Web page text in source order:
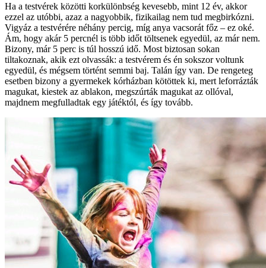
Ha a testvérek közötti korkülönbség kevesebb, mint 12 év, akkor
ezzel az utóbbi, azaz a nagyobbik, fizikailag nem tud megbirkózni.
Vigyáz a testvérére néhány percig, míg anya vacsorát főz – ez oké.
Ám, hogy akár 5 percnél is több időt töltsenek egyedül, az már nem.
Bizony, már 5 perc is túl hosszú idő. Most biztosan sokan
tiltakoznak, akik ezt olvassák: a testvérem és én sokszor voltunk
egyedül, és mégsem történt semmi baj. Talán így van. De rengeteg
esetben bizony a gyermekek kórházban kötöttek ki, mert leforrázták
magukat, kiestek az ablakon, megszúrták magukat az ollóval,
majdnem megfulladtak egy játéktól, és így tovább.